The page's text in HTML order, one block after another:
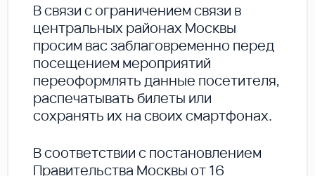
В cвязи с ограничением связи в
центральных районах Москвы
просим вас заблаговременно перед
посещением мероприятий
переоформлять данные посетителя,
распечатывать билеты или
сохранять их на своих смартфонах.
В соответствии с постановлением
Правительства Москвы от 16